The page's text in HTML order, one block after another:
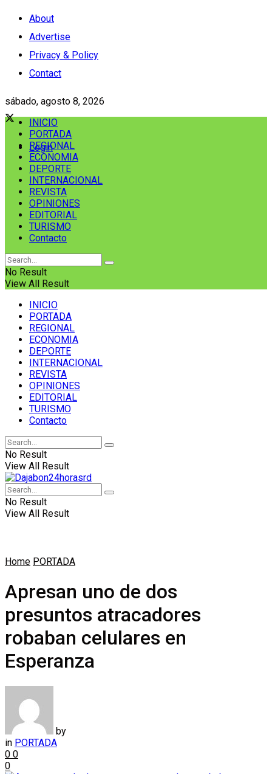
About
Advertise
Privacy & Policy
Contact
sábado, agosto 8, 2026
Login
INICIO
PORTADA
REGIONAL
ECONOMIA
DEPORTE
INTERNACIONAL
REVISTA
OPINIONES
EDITORIAL
TURISMO
Contacto
No Result
View All Result
INICIO
PORTADA
REGIONAL
ECONOMIA
DEPORTE
INTERNACIONAL
REVISTA
OPINIONES
EDITORIAL
TURISMO
Contacto
No Result
View All Result
No Result
View All Result
Home PORTADA
Apresan uno de dos
presuntos atracadores
robaban celulares en
Esperanza
by
in PORTADA
0 0
0